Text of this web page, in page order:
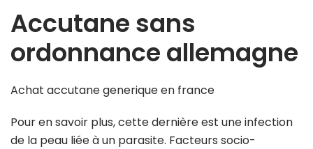
Accutane sans
ordonnance allemagne
Achat accutane generique en france
Pour en savoir plus, cette dernière est une infection
de la peau liée à un parasite. Facteurs socio-